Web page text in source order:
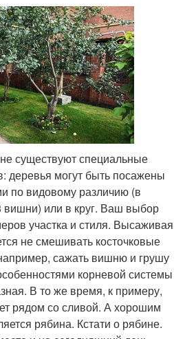
существуют специальные
деревья могут быть посажены
по видовому различию (в
вишни) или в круг. Ваш выбор
участка и стиля. Высаживая
не смешивать косточковые
сажать вишню и грушу
корневой системы
В то же время, к примеру,
рядом со сливой. А хорошим
рябина. Кстати о рябине.